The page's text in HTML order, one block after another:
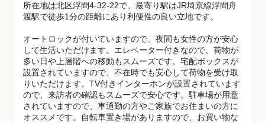
所在地は北区浮間4-32-22で、最寄り駅はJR埼京線浮間舟
渡駅で徒歩1分の距離にあり利便性の良い立地です。
オートロックが付いていますので、夜間も女性の方が安心
して生活いただけます。エレベーター付きなので、荷物が
多い日や上層階への移動もスムーズです。宅配ボックスが
設置されていますので、不在時でも安心して荷物を受け取
りいただけます。TV付きインターホンが設置されています
ので、来訪者の確認もスムーズで安心です。駐車場が用意
されていますので、車通勤の方やご家族でお住まいの方に
オススメです。自転車置き場がありますので、お買い物な